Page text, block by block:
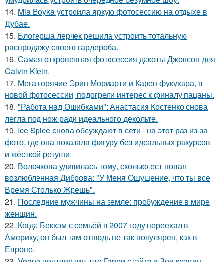
14. Mia Boyka устроила яркую фотосессию на отдыхе в
Дубае.
15. Блогерша лерчек решила устроить тотальную
распродажу своего гардероба.
16. Самая откровенная фотосессия дакоты Джонсон для
Calvin Klein.
17. Мега горячие Эрин Мориарти и Карен фукухара, в
новой фотосессии, подогрели интерес к финалу пацаны.
18. "Работа над Ошибками": Анастасия Костенко снова
легла под нож ради идеального декольте.
19. Ice Spice снова обсуждают в сети - на этот раз из-за
фото, где она показала фигуру без идеальных ракурсов
и жёсткой ретуши.
20. Волочкова удивилась тому, сколько ест новая
возлюбленная Диброва: "У Меня Ощущение, что ты все
Время Столько Жрешь".
21. Последние мужчины на земле: пробуждение в мире
женщин.
22. Когда Бекхэм с семьёй в 2007 году переехал в
Америку, он был там отнюдь не так популярен, как в
Европе.